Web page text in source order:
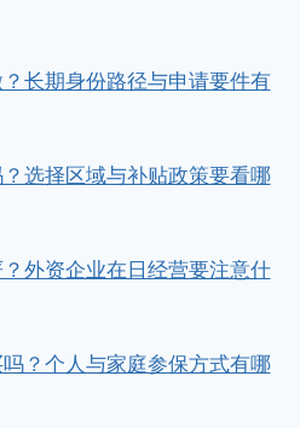
长期身份路径与申请要件有
选择区域与补贴政策要看哪
外资企业在日经营要注意什
？个人与家庭参保方式有哪